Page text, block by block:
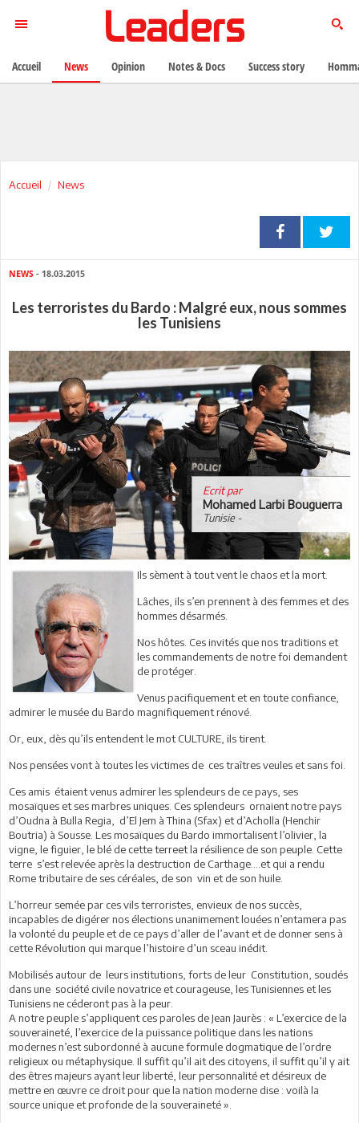
Accueil News
NEWS - 18.03.2015
Les terroristes du Bardo : Malgré eux, nous sommes
les Tunisiens
Ecrit par
Mohamed Larbi Bouguerra
Tunisie -
Ils sèment à tout vent le chaos et la mort.
Lâches, ils s’en prennent à des femmes et des
hommes désarmés.
Nos hôtes. Ces invités que nos traditions et
les commandements de notre foi demandent
de protéger.
Venus pacifiquement et en toute confiance,
admirer le musée du Bardo magnifiquement rénové.
Or, eux, dès qu’ils entendent le mot CULTURE, ils tirent.
Nos pensées vont à toutes les victimes de ces traîtres veules et sans foi.
Ces amis étaient venus admirer les splendeurs de ce pays, ses
mosaïques et ses marbres uniques. Ces splendeurs ornaient notre pays
d’Oudna à Bulla Regia, d’El Jem à Thina (Sfax) et d’Acholla (Henchir
Boutria) à Sousse. Les mosaïques du Bardo immortalisent l’olivier, la
vigne, le figuier, le blé de cette terreet la résilience de son peuple. Cette
terre s’est relevée après la destruction de Carthage….et qui a rendu
Rome tributaire de ses céréales, de son vin et de son huile.
L’horreur semée par ces vils terroristes, envieux de nos succès,
incapables de digérer nos élections unanimement louées n’entamera pas
la volonté du peuple et de ce pays d’aller de l’avant et de donner sens à
cette Révolution qui marque l’histoire d’un sceau inédit.
Mobilisés autour de leurs institutions, forts de leur Constitution, soudés
dans une société civile novatrice et courageuse, les Tunisiennes et les
Tunisiens ne céderont pas à la peur.
A notre peuple s’appliquent ces paroles de Jean Jaurès : « L’exercice de la
souveraineté, l’exercice de la puissance politique dans les nations
modernes n’est subordonné à aucune formule dogmatique de l’ordre
religieux ou métaphysique. Il suffit qu’il ait des citoyens, il suffit qu’il y ait
des êtres majeurs ayant leur liberté, leur personnalité et désireux de
mettre en œuvre ce droit pour que la nation moderne dise : voilà la
source unique et profonde de la souveraineté ».
Accueil News Opinion Notes & Docs Success story